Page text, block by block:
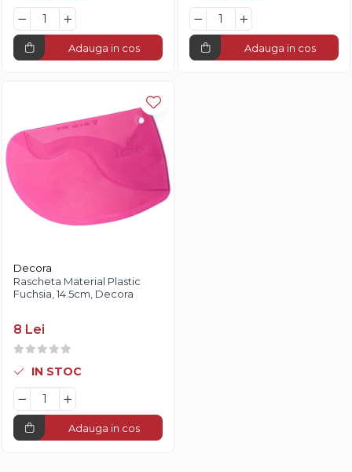
Adauga in cos Adauga in cos
Decora
Rascheta Material Plastic
Fuchsia, 14.5cm, Decora
8 Lei
IN STOC
Adauga in cos